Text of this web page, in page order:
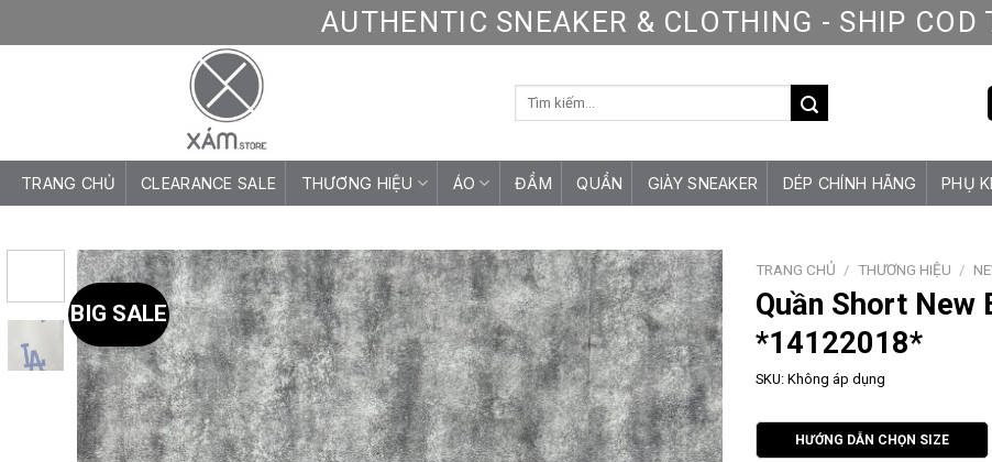
to
AUTHENTIC SNEAKER & CLOTHING - SHIP COD
Tìm
TRANG CHỦ CLEARANCE SALE THƯƠNG HIỆU ÁO ĐẦM QUẦN GIÀY SNEAKER DÉP CHÍNH HÃNG PHỤ
BIG SALE
TRANG CHỦ / THƯƠNG HIỆU /
Quần Short New
*14122018*
SKU: Không áp dụng
HƯỚNG DẪN CHỌN SIZE